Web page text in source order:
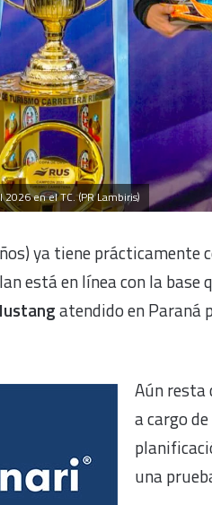
en el TC. (PR Lambiris)
ya tiene prácticamente
está en línea con la
atendido en Paraná
Aún resta
a cargo
una